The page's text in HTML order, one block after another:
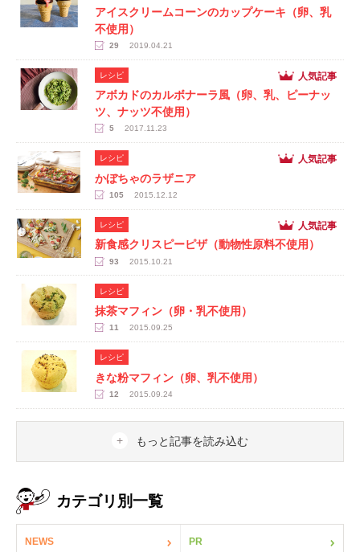
アイスクリームコーンのカップケーキ（卵、乳
不使用）
29 2019.04.21
レシピ 人気記事
アボカドのカルボナーラ風（卵、乳、ピーナッ
ツ、ナッツ不使用）
5 2017.11.23
レシピ 人気記事
かぼちゃのラザニア
105 2015.12.12
レシピ 人気記事
新食感クリスピーピザ（動物性原料不使用）
93 2015.10.21
レシピ
抹茶マフィン（卵・乳不使用）
11 2015.09.25
レシピ
きな粉マフィン（卵、乳不使用）
12 2015.09.24
もっと記事を読み込む
カテゴリ別一覧
NEWS PR